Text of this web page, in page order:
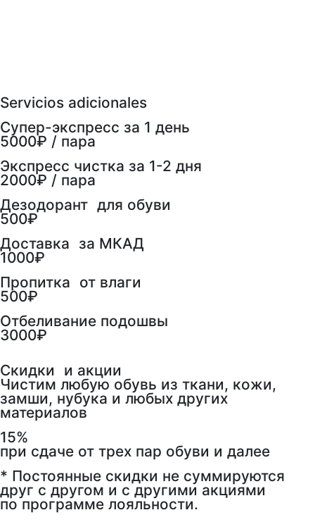
Servicios adicionales
Супер-экспресс за 1 день
5000₽ / пара
Экспресс чистка за 1-2 дня
2000₽ / пара
Дезодорант для обуви
500₽
Доставка за МКАД
1000₽
Пропитка от влаги
500₽
Отбеливание подошвы
3000₽
Скидки и акции
Чистим любую обувь из ткани, кожи,
замши, нубука и любых других
материалов
15%
при сдаче от трех пар обуви и далее
* Постоянные скидки не суммируются
друг с другом и с другими акциями
по программе лояльности.